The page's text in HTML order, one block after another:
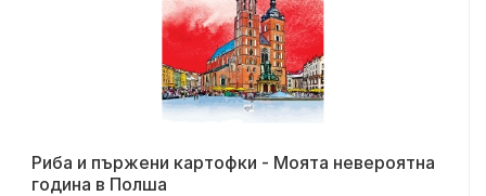
Риба и пържени картофки - Моята невероятна
година в Полша